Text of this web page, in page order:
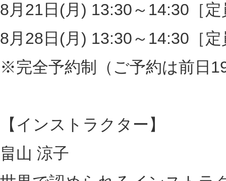
8月21日(月) 13:30～14:30［
8月28日(月) 13:30～14:30［
※完全予約制（ご予約は前日
【インストラクター】
畠山 涼子